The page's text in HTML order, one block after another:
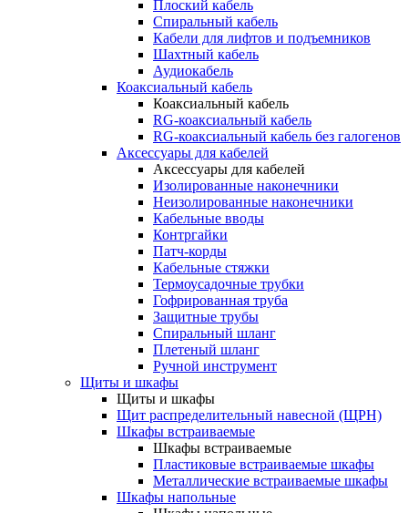
Плоский кабель
Спиральный кабель
Кабели для лифтов и подъемников
Шахтный кабель
Аудиокабель
Коаксиальный кабель
Коаксиальный кабель
RG-коаксиальный кабель
RG-коаксиальный кабель без галогенов
Аксессуары для кабелей
Аксессуары для кабелей
Изолированные наконечники
Неизолированные наконечники
Кабельные вводы
Контргайки
Патч-корды
Кабельные стяжки
Термоусадочные трубки
Гофрированная труба
Защитные трубы
Спиральный шланг
Плетеный шланг
Ручной инструмент
Щиты и шкафы
Щиты и шкафы
Щит распределительный навесной (ЩРН)
Шкафы встраиваемые
Шкафы встраиваемые
Пластиковые встраиваемые шкафы
Металлические встраиваемые шкафы
Шкафы напольные